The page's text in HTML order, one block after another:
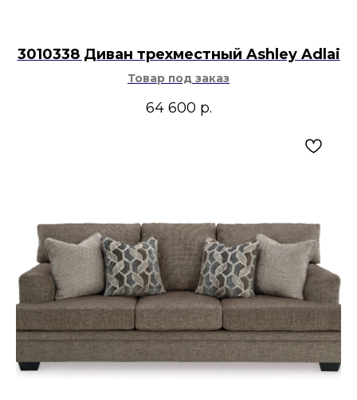
3010338 Диван трехместный Ashley Adlai
Товар под заказ
64 600 р.